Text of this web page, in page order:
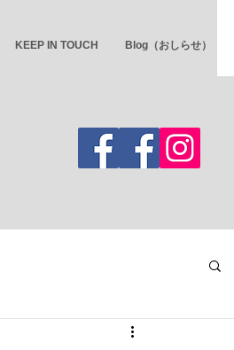
KEEP IN TOUCH Blog（おしらせ）